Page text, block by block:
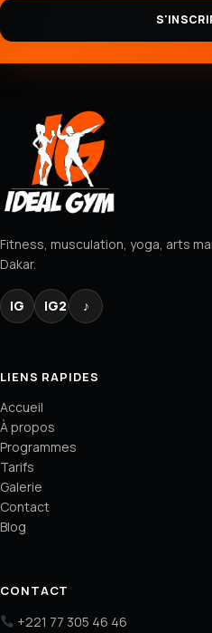
Fitness, musculation, yoga, arts
Dakar.
IG IG2 ♪
LIENS RAPIDES
Accueil
À propos
Programmes
Tarifs
Galerie
Contact
Blog
CONTACT
+221 77 305 46 46